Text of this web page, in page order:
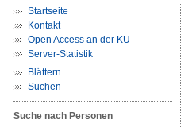
Startseite
Kontakt
Open Access an der KU
Server-Statistik
Blättern
Suchen
Suche nach Personen